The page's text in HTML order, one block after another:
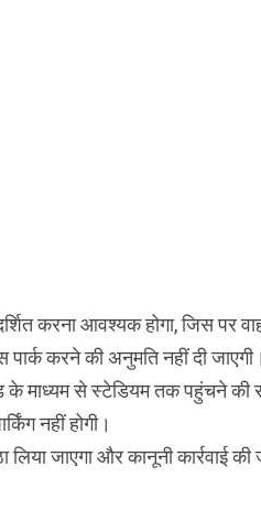
करना आवश्यक होगा, जिस पर
पार्क करने की अनुमति नहीं दी जाएगी।
के माध्यम से स्टेडियम तक पहुंचने की
नहीं होगी।
लिया जाएगा और कानूनी कार्रवाई की